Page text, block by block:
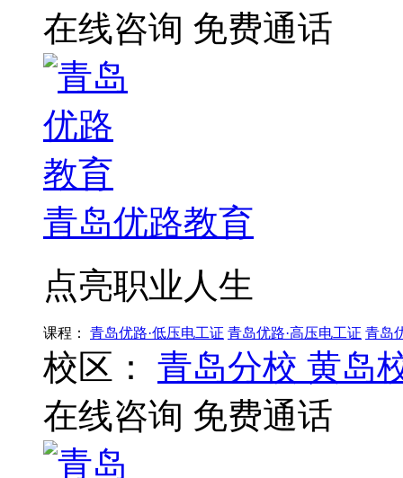
在线咨询 免费通话
青岛优路教育
点亮职业人生
课程： 青岛优路·低压电工证 青岛优路·高压电工证 青岛
校区： 青岛分校 黄岛
在线咨询 免费通话